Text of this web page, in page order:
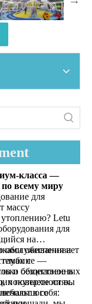
класса —
по всему миру
для
массу
утоплению? Letu
для
на
обслуживания и
с
и общественных
покупаете ли вы
обеспечивает
глубине —
безопасное и
поверхностях.
в себя: